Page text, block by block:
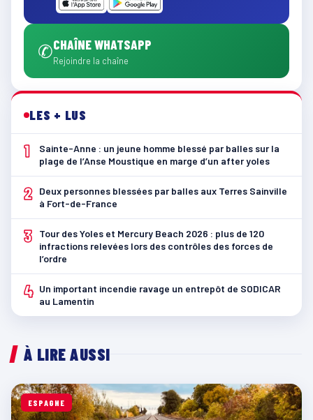
✆CHAÎNE WHATSAPP
Rejoindre la chaîne
LES + LUS
1
Sainte-Anne : un jeune homme blessé par balles sur la
plage de l’Anse Moustique en marge d’un after yoles
2
Deux personnes blessées par balles aux Terres Sainville
à Fort-de-France
3
Tour des Yoles et Mercury Beach 2026 : plus de 120
infractions relevées lors des contrôles des forces de
l’ordre
4 Un important incendie ravage un entrepôt de SODICAR
au Lamentin
À LIRE AUSSI
ESPAGNE